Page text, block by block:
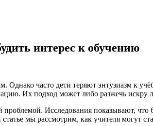
интерес к обучению
часто дети теряют энтузиазм к
Их подход может либо разжечь искру
Исследования показывают,
мы рассмотрим, как учителя могут